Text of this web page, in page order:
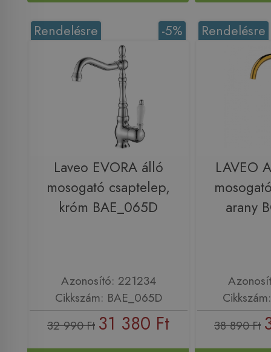
-5%
Rendelésre
Laveo EVORA álló
mosogató csaptelep,
króm BAE_065D
Azonosító: 221234
Cikkszám: BAE_065D
32 990 Ft 31 380 Ft
Rendelésre
LAVEO
arany
38 890 Ft